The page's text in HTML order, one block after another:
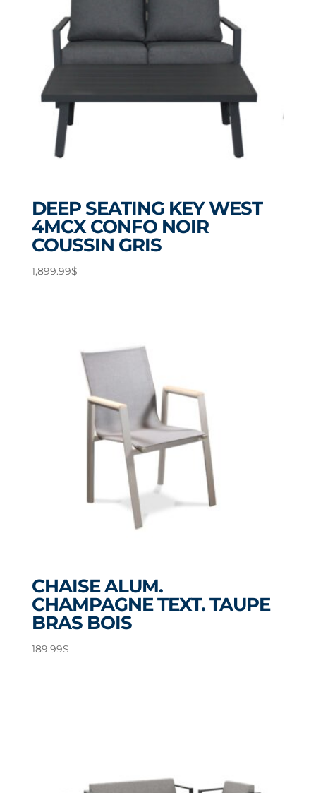
DEEP SEATING KEY WEST
4MCX CONFO NOIR
COUSSIN GRIS
1,899.99$
CHAISE ALUM.
CHAMPAGNE TEXT. TAUPE
BRAS BOIS
189.99$